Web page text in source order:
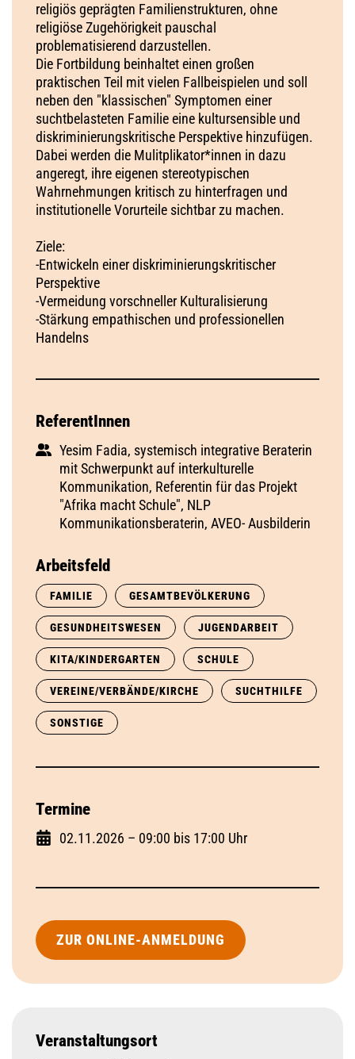
religiös geprägten Familienstrukturen, ohne
religiöse Zugehörigkeit pauschal
problematisierend darzustellen.
Die Fortbildung beinhaltet einen großen
praktischen Teil mit vielen Fallbeispielen und soll
neben den "klassischen" Symptomen einer
suchtbelasteten Familie eine kultursensible und
diskriminierungskritische Perspektive hinzufügen.
Dabei werden die Mulitplikator*innen in dazu
angeregt, ihre eigenen stereotypischen
Wahrnehmungen kritisch zu hinterfragen und
institutionelle Vorurteile sichtbar zu machen.
Ziele:
-Entwickeln einer diskriminierungskritischer
Perspektive
-Vermeidung vorschneller Kulturalisierung
-Stärkung empathischen und professionellen
Handelns
ReferentInnen
Yesim Fadia, systemisch integrative Beraterin
mit Schwerpunkt auf interkulturelle
Kommunikation, Referentin für das Projekt
"Afrika macht Schule", NLP
Kommunikationsberaterin, AVEO- Ausbilderin
Arbeitsfeld
FAMILIE GESAMTBEVÖLKERUNG
GESUNDHEITSWESEN JUGENDARBEIT
KITA/KINDERGARTEN SCHULE
VEREINE/VERBÄNDE/KIRCHE SUCHTHILFE
SONSTIGE
Termine
02.11.2026 – 09:00 bis 17:00 Uhr
ZUR ONLINE-ANMELDUNG
Veranstaltungsort